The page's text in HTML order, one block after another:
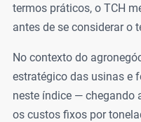
termos práticos, o TCH
antes de se considerar o
No contexto do
estratégico das usinas e
neste índice — chegando
os custos fixos por